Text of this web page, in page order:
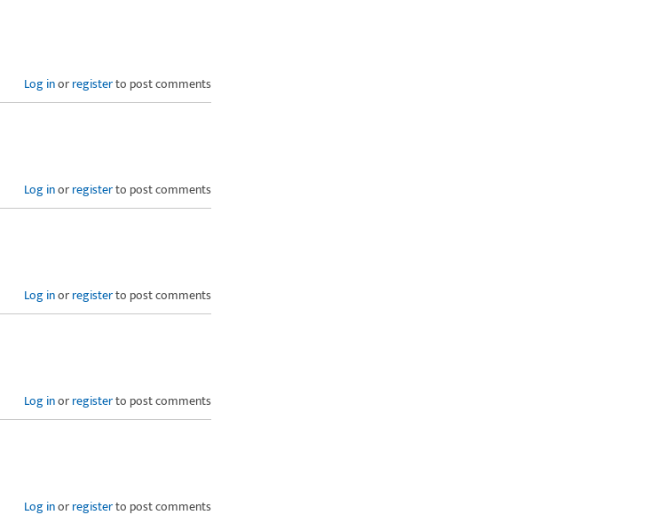
Log inorregisterto post comments
Log inorregisterto post comments
Log inorregisterto post comments
Log inorregisterto post comments
Log inorregisterto post comments